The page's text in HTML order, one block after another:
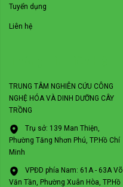
Tuyển dụng
Liên hệ
TRUNG TÂM NGHIÊN CỨU CÔNG
NGHỆ HÓA VÀ DINH DƯỠNG CÂY
TRỒNG
Trụ sở: 139 Man Thiện,
Phường Tăng Nhơn Phú, TP.Hồ Chí
Minh
VPĐD phía Nam: 61A - 63A Võ
Văn Tần, Phường Xuân Hòa, TP.Hồ